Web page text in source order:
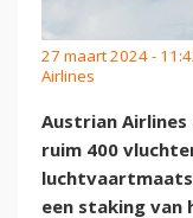
27 maart 2024 -
Airlines
Austrian
ruim 400
een staking van